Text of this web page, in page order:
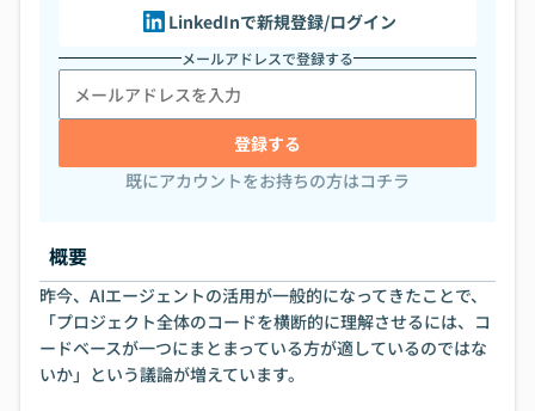
LinkedInで新規登録/ログイン
メールアドレスで登録する
登録する
既にアカウントをお持ちの方はコチラ
概要
昨今、AIエージェントの活用が一般的になってきたことで、
「プロジェクト全体のコードを横断的に理解させるには、コ
ードベースが一つにまとまっている方が適しているのではな
いか」という議論が増えています。